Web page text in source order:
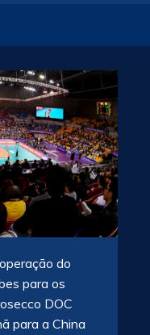
do
para os
DOC
para a China